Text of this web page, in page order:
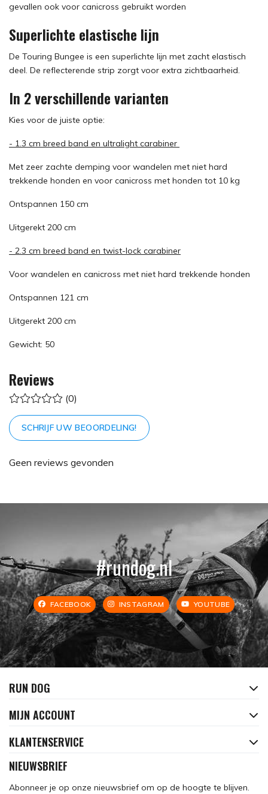
gevallen ook voor canicross gebruikt worden
Superlichte elastische lijn
De Touring Bungee is een superlichte lijn met zacht elastisch
deel. De reflecterende strip zorgt voor extra zichtbaarheid.
In 2 verschillende varianten
Kies voor de juiste optie:
- 1.3 cm breed band en ultralight carabiner
Met zeer zachte demping voor wandelen met niet hard
trekkende honden en voor canicross met honden tot 10 kg
Ontspannen 150 cm
Uitgerekt 200 cm
- 2.3 cm breed band en twist-lock carabiner
Voor wandelen en canicross met niet hard trekkende honden
Ontspannen 121 cm
Uitgerekt 200 cm
Gewicht: 50
Reviews
(0)
SCHRIJF UW BEOORDELING!
Geen reviews gevonden
#rundog.nl
FACEBOOK INSTAGRAM YOUTUBE
RUN DOG
MIJN ACCOUNT
KLANTENSERVICE
NIEUWSBRIEF
Abonneer je op onze nieuwsbrief om op de hoogte te blijven.